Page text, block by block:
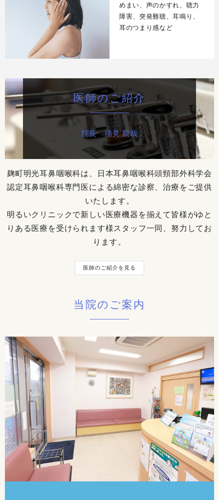
めまい、声のかすれ、聴力
障害、突発難聴、耳鳴り、
耳のつまり感など
医師のご紹介
院長 稲見 親哉
麹町明光耳鼻咽喉科は、日本耳鼻咽喉科頭頸部外科学会
認定耳鼻咽喉科専門医による綿密な診察、治療をご提供
いたします。
明るいクリニックで新しい医療機器を揃えて皆様がゆと
りある医療を受けられます様スタッフ一同、努力してお
ります。
医師のご紹介を見る
当院のご案内